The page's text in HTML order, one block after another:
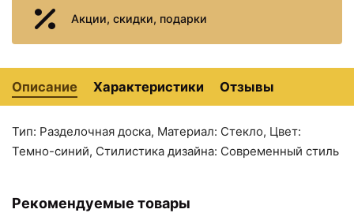
13075 ₽ 13982 ₽
218313
Акции, скидки, подарки
Описание Характеристики Отзывы
Тип: Разделочная доска, Материал: Стекло, Цвет:
Темно-синий, Стилистика дизайна: Современный стиль
Рекомендуемые товары